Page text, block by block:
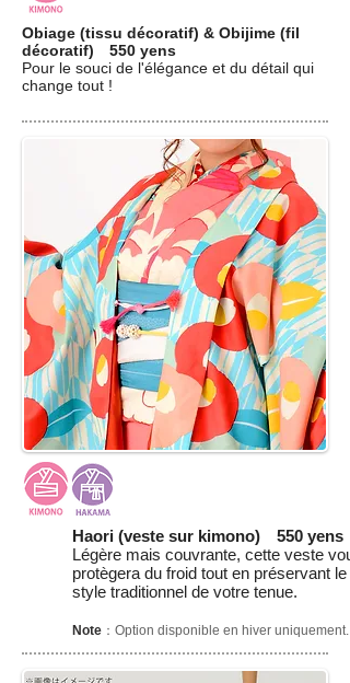
Obiage (tissu décoratif) & Obijime (fil
décoratif) 550 yens
Pour le souci de l'élégance et du détail qui
change tout !
Haori (veste sur kimono) 550 yens
Légère mais couvrante, cette veste
protègera du froid tout en préservant le
style traditionnel de votre tenue.
Note ：Option disponible en hiver uniquement.